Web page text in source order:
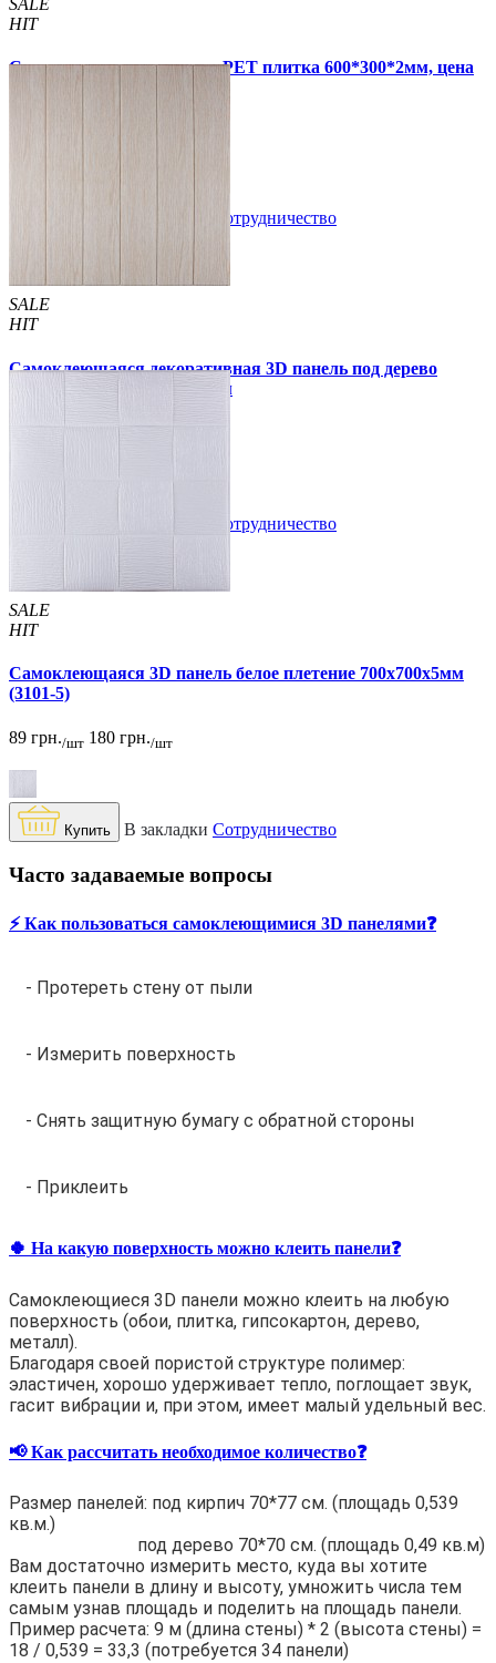
SALE
HIT
Самоклеящаяся стеновая PET плитка 600*300*2мм, цена
Сотрудничество
SALE
HIT
Самоклеющаяся декоративная 3D панель под дерево
молочный дуб 700x700x5мм
160 грн.
Сотрудничество
SALE
HIT
Самоклеющаяся 3D панель белое плетение 700x700x5мм
(3101-5)
89 грн./шт 180 грн./шт
Купить В закладки Сотрудничество
Часто задаваемые вопросы
⚡️ Как пользоваться самоклеющимися 3D панелями❓
- Протереть стену от пыли
- Измерить поверхность
- Снять защитную бумагу с обратной стороны
- Приклеить
🍀 На какую поверхность можно клеить панели❓
Самоклеющиеся 3D панели можно клеить на любую
поверхность (обои, плитка, гипсокартон, дерево,
металл).
Благодаря своей пористой структуре полимер:
эластичен, хорошо удерживает тепло, поглощает звук,
гасит вибрации и, при этом, имеет малый удельный вес.
📢 Как рассчитать необходимое количество❓
Размер панелей: под кирпич 70*77 см. (площадь 0,539
кв.м.)
под дерево 70*70 см. (площадь 0,49 кв.м)
Вам достаточно измерить место, куда вы хотите
клеить панели в длину и высоту, умножить числа тем
самым узнав площадь и поделить на площадь панели.
Пример расчета: 9 м (длина стены) * 2 (высота стены) =
18 / 0,539 = 33,3 (потребуется 34 панели)